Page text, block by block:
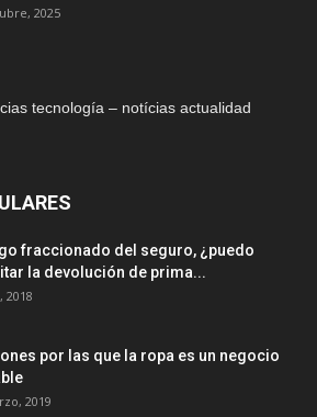
2025
tecnología – notícias actualidad
fraccionado del seguro, ¿puedo
la devolución de prima...
2018
por las que la ropa es un negocio
2019